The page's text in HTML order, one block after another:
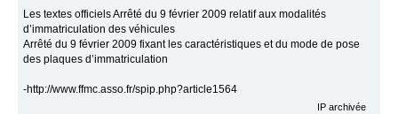
Les textes officiels Arrêté du 9 février 2009 relatif aux modalités
d’immatriculation des véhicules
Arrêté du 9 février 2009 fixant les caractéristiques et du mode de pose
des plaques d’immatriculation
-http://www.ffmc.asso.fr/spip.php?article1564
IP archivée